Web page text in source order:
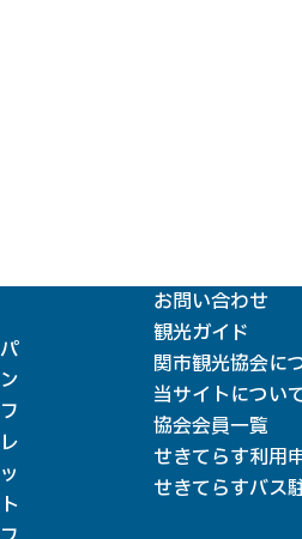
パ
ン
フ
レ
ッ
ト
お問い合わせ
観光ガイド
関市観光協会に
当サイトについ
協会会員一覧
せきてらす利用
せきてらすバス